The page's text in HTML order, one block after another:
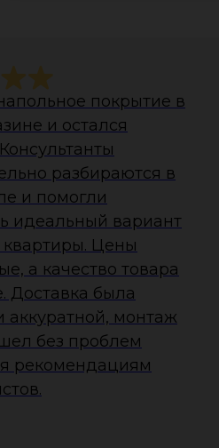
покрытие в
и остался
разбираются в
и помогли
идеальный вариант
Цены
а качество товара
Доставка была
аккуратной, монтаж
без проблем
рекомендациям